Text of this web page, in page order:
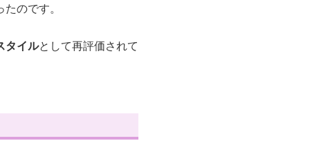
のです。
タイルとして再評価されて